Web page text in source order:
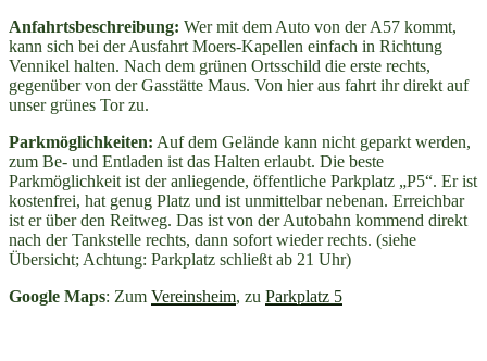
Anfahrtsbeschreibung: Wer mit dem Auto von der A57 kommt,
kann sich bei der Ausfahrt Moers-Kapellen einfach in Richtung
Vennikel halten. Nach dem grünen Ortsschild die erste rechts,
gegenüber von der Gasstätte Maus. Von hier aus fahrt ihr direkt auf
unser grünes Tor zu.
Parkmöglichkeiten: Auf dem Gelände kann nicht geparkt werden,
zum Be- und Entladen ist das Halten erlaubt. Die beste
Parkmöglichkeit ist der anliegende, öffentliche Parkplatz „P5“. Er ist
kostenfrei, hat genug Platz und ist unmittelbar nebenan. Erreichbar
ist er über den Reitweg. Das ist von der Autobahn kommend direkt
nach der Tankstelle rechts, dann sofort wieder rechts. (siehe
Übersicht; Achtung: Parkplatz schließt ab 21 Uhr)
Google Maps: Zum Vereinsheim, zu Parkplatz 5